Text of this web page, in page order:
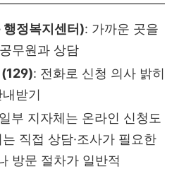
행정복지센터): 가까운 곳을
무원과 상담
: 전화로 신청 의사 밝히
받기
부 지자체는 온라인 신청도
직접 상담·조사가 필요한
방문 절차가 일반적